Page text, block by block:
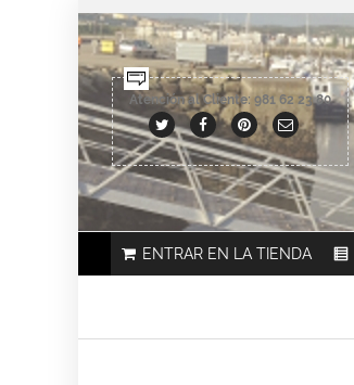
Atención al Cliente: 981 62 23 80
ENTRAR EN LA TIENDA